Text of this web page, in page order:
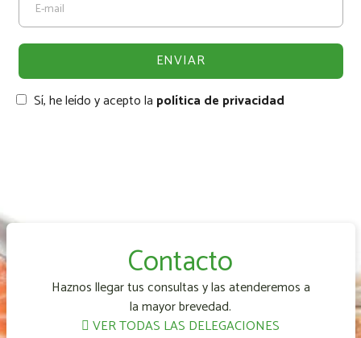
Sí, he leído y acepto la política de privacidad
Contacto
Haznos llegar tus consultas y las atenderemos a
la mayor brevedad.
VER TODAS LAS DELEGACIONES